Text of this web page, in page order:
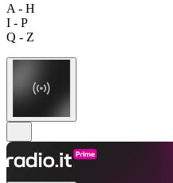
A - H
I - P
Q - Z